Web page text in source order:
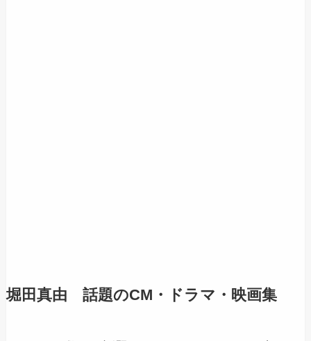
堀田真由 話題のCM・ドラマ・映画集